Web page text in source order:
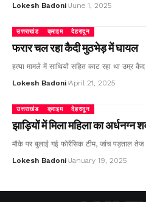
Lokesh Badoni June 1, 2025
उत्तराखंड क्राइम देहरादून
फरार चल रहा कैदी मुठभेड़ में घायल
हत्या मामले में साथियों सहित काट रहा था उम्र
Lokesh Badoni April 21, 2025
उत्तराखंड क्राइम देहरादून
झाड़ियों में मिला महिला का अर्धनग्न
मौके पर बुलाई गई फोरेंसिक टीम, जांच पड़ताल
Lokesh Badoni January 19, 2025